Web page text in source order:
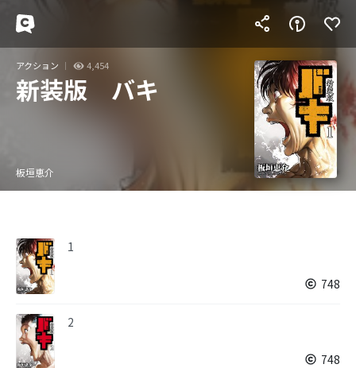
アクション 4,454
新装版 バキ
板垣恵介
1
748
2
748